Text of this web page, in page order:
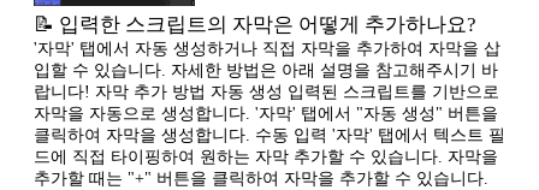
📝 입력한 스크립트의 자막은 어떻게 추가하나요?
'자막' 탭에서 자동 생성하거나 직접 자막을 추가하여 자막을 삽
입할 수 있습니다. 자세한 방법은 아래 설명을 참고해주시기 바
랍니다! 자막 추가 방법 자동 생성 입력된 스크립트를 기반으로
자막을 자동으로 생성합니다. '자막' 탭에서 "자동 생성" 버튼을
클릭하여 자막을 생성합니다. 수동 입력 '자막' 탭에서 텍스트 필
드에 직접 타이핑하여 원하는 자막 추가할 수 있습니다. 자막을
추가할 때는 "+" 버튼을 클릭하여 자막을 추가할 수 있습니다.